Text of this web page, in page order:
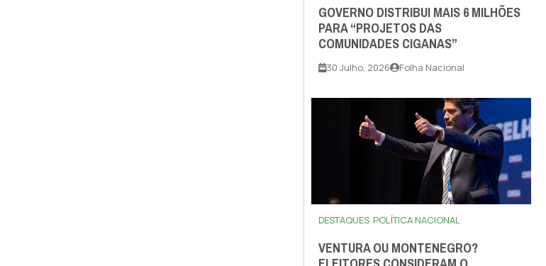
GOVERNO DISTRIBUI MAIS 6 MILHÕES
PARA “PROJETOS DAS
COMUNIDADES CIGANAS”
30 Julho, 2026 Folha Nacional
DESTAQUES POLÍTICA NACIONAL
VENTURA OU MONTENEGRO?